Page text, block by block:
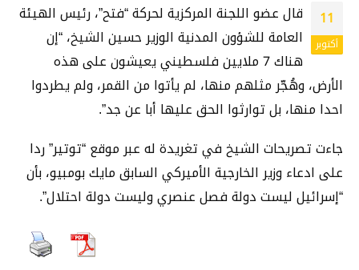
11
أكتوبر
قال عضو اللجنة المركزية لحركة “فتح”، رئيس الهيئة
العامة للشؤون المدنية الوزير حسين الشيخ، “إن
هناك 7 ملايين فلسطيني يعيشون على هذه
الأرض، وهُجّر مثلهم منها، لم يأتوا من القمر، ولم يطردوا
احدا منها، بل توارثوا الحق عليها أبا عن جد”.
جاءت تصريحات الشيخ في تغريدة له عبر موقع “توتير” ردا
على ادعاء وزير الخارجية الأميركي السابق مايك بومبيو، بأن
“إسرائيل ليست دولة فصل عنصري وليست دولة احتلال”.